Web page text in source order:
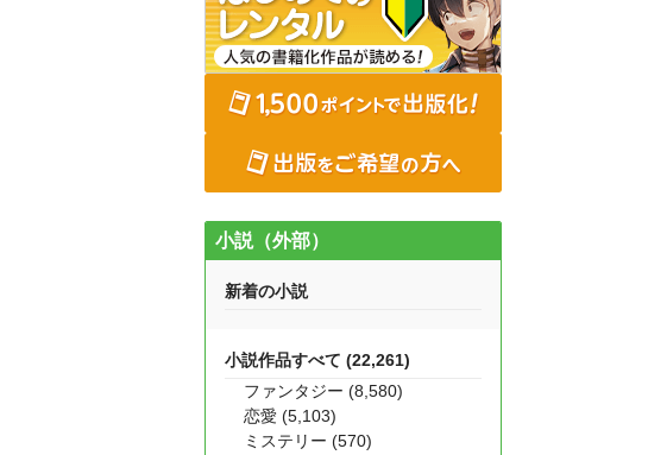
小説（外部）
新着の小説
小説作品すべて (22,261)
ファンタジー (8,580)
恋愛 (5,103)
ミステリー (570)